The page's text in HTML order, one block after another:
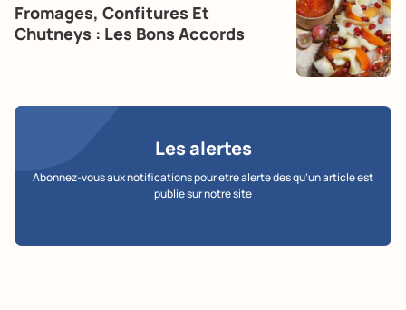
Fromages, Confitures Et
Chutneys : Les Bons Accords
Les alertes
Abonnez-vous aux notifications pour etre alerte des qu’un article est
publie sur notre site